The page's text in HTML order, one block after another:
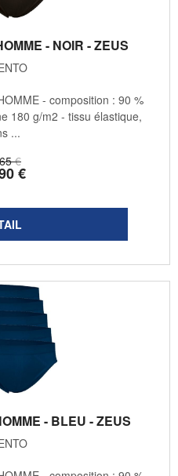
- NOIR - ZEUS
€
€
- composition : 90 %
180 g/m2 - tissu élastique,
...
- BLEU - ZEUS